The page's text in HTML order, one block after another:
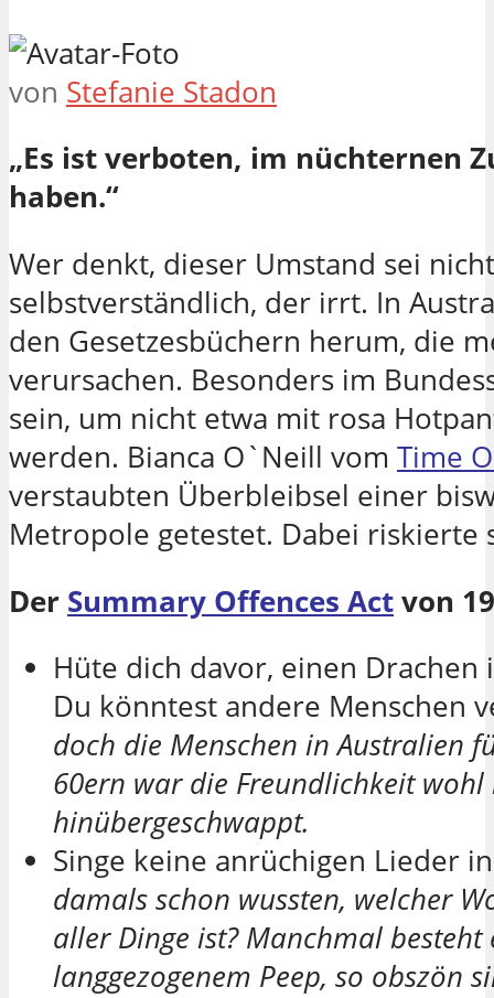
von Stefanie Stadon
„Es ist verboten, im nüchternen
haben.“
Wer denkt, dieser Umstand sei
selbstverständlich, der irrt. In
den Gesetzesbüchern herum, die
verursachen. Besonders im
sein, um nicht etwa mit rosa
werden. Bianca O`Neill vom Time
verstaubten Überbleibsel einer
Metropole getestet. Dabei riskierte
Der Summary Offences Act von
Hüte dich davor, einen
Du könntest andere Menschen
doch die Menschen in Australien
60ern war die Freundlichkeit
hinübergeschwappt.
Singe keine anrüchigen Lieder
damals schon wussten, welcher
aller Dinge ist? Manchmal
langgezogenem Peep, so obszön